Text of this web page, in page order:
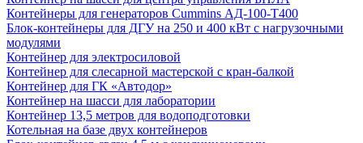
Контейнеры для генераторов Cummins АД-100-Т400
Блок-контейнеры для ДГУ на 250 и 400 кВт с нагрузочными
модулями
Контейнер для электросиловой
Контейнер для слесарной мастерской с кран-балкой
Контейнер для ГК «Автодор»
Контейнер на шасси для лаборатории
Контейнер 13,5 метров для водоподготовки
Котельная на базе двух контейнеров